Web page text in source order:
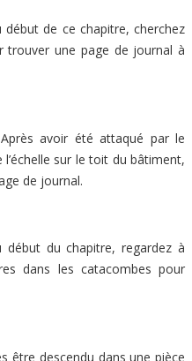
début de ce chapitre, cherchez
trouver une page de journal à
avoir été attaqué par le
sur le toit du bâtiment,
de journal.
du chapitre, regardez à
dans les catacombes pour
être descendu dans une pièce